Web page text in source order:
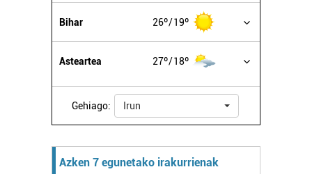
buruzko informazio gehiago eta ezarri zure lehentasunak
datuen atalean. Edozein unetan alda edo ken dezakezu
zure baimena Cookieen adierazpenean.
fitxategiak erabiltzen ditu. Zure esperientzia eta
zerbitzuak hobetzeko asmoz, cookie teknologiaz
baliatzen gara. Ohar hau onartuz gero, teknologia hori
Bihar 26º 19º
Asteartea 27º 18º
Gehiago: Irun
Azken 7 egunetako irakurrienak